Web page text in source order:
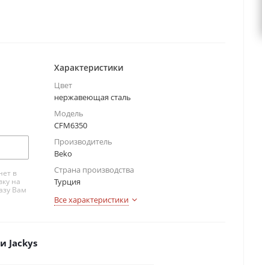
в
на
Вам
Характеристики
Цвет
нержавеющая сталь
Модель
CFM6350
Производитель
Beko
Страна производства
Турция
Все характеристики
Jackys